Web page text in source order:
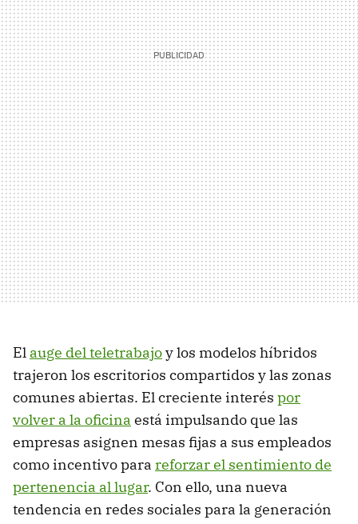
El auge del teletrabajoy los modelos híbridos
trajeron los escritorios compartidos y las zonas
comunes abiertas. El creciente interés por
volver a la oficina está impulsando que las
empresas asignen mesas fijas a sus empleados
como incentivo para reforzar el sentimiento de
pertenencia al lugar. Con ello, una nueva
tendencia en redes sociales para la generación